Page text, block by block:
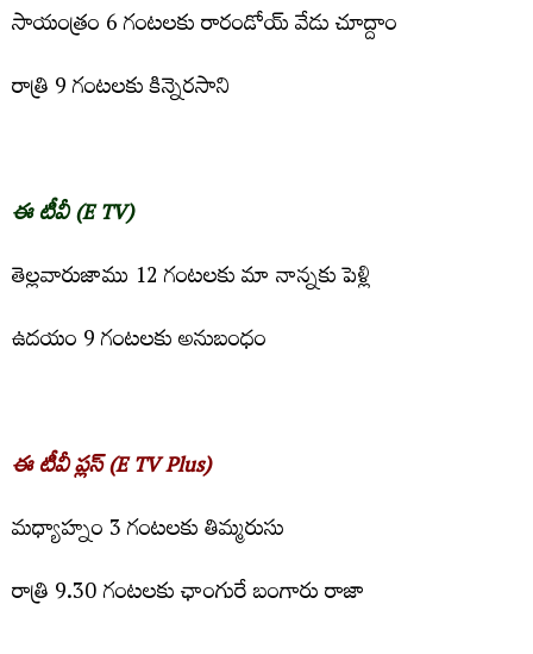
సాయంత్రం 6 గంట‌ల‌కు రారండోయ్ వేడు చూద్దాం
రాత్రి 9 గంట‌ల‌కు కిన్నెర‌సాని
ఈ టీవీ (E TV)
తెల్ల‌వారుజాము 12 గంట‌ల‌కు మా నాన్న‌కు పెళ్లి
ఉద‌యం 9 గంట‌ల‌కు అనుబంధం
ఈ టీవీ ప్ల‌స్‌ (E TV Plus)
మ‌ధ్యాహ్నం 3 గంట‌ల‌కు తిమ్మ‌రుసు
రాత్రి 9.30 గంట‌ల‌కు ఛాంగురే బంగారు రాజా